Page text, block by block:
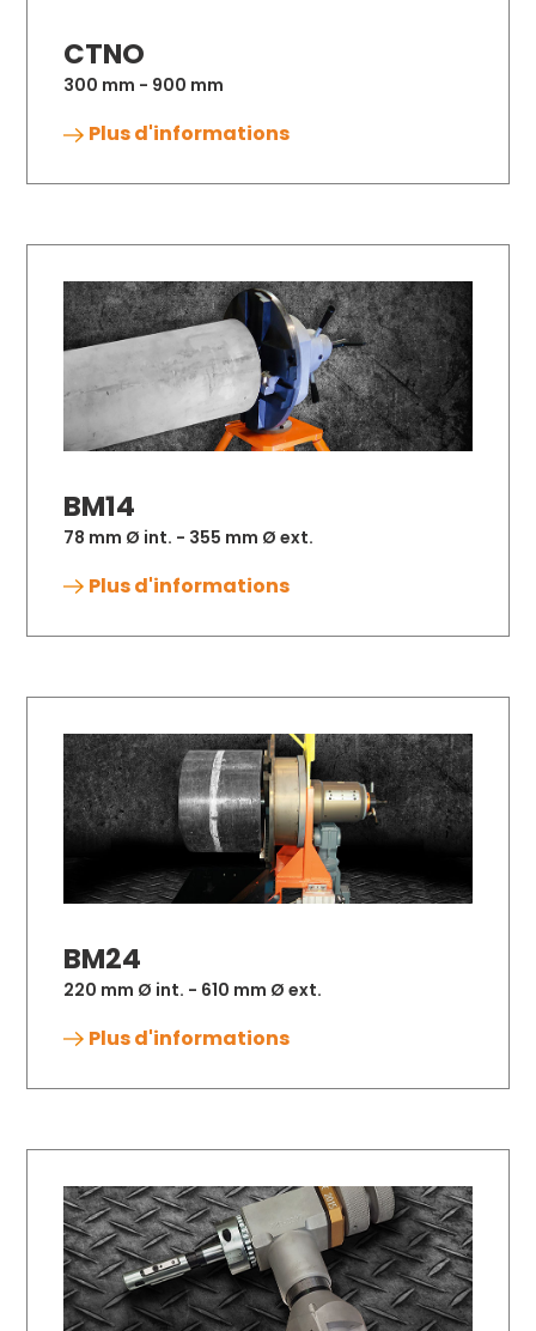
CTNO
300 mm - 900 mm
Plus d'informations
BM14
78 mm Ø int. - 355 mm Ø ext.
Plus d'informations
BM24
220 mm Ø int. - 610 mm Ø ext.
Plus d'informations